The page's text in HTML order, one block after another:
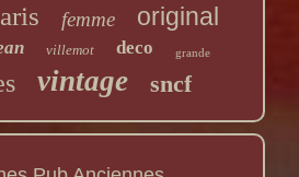
femme original
villemot deco grande
vintage sncf